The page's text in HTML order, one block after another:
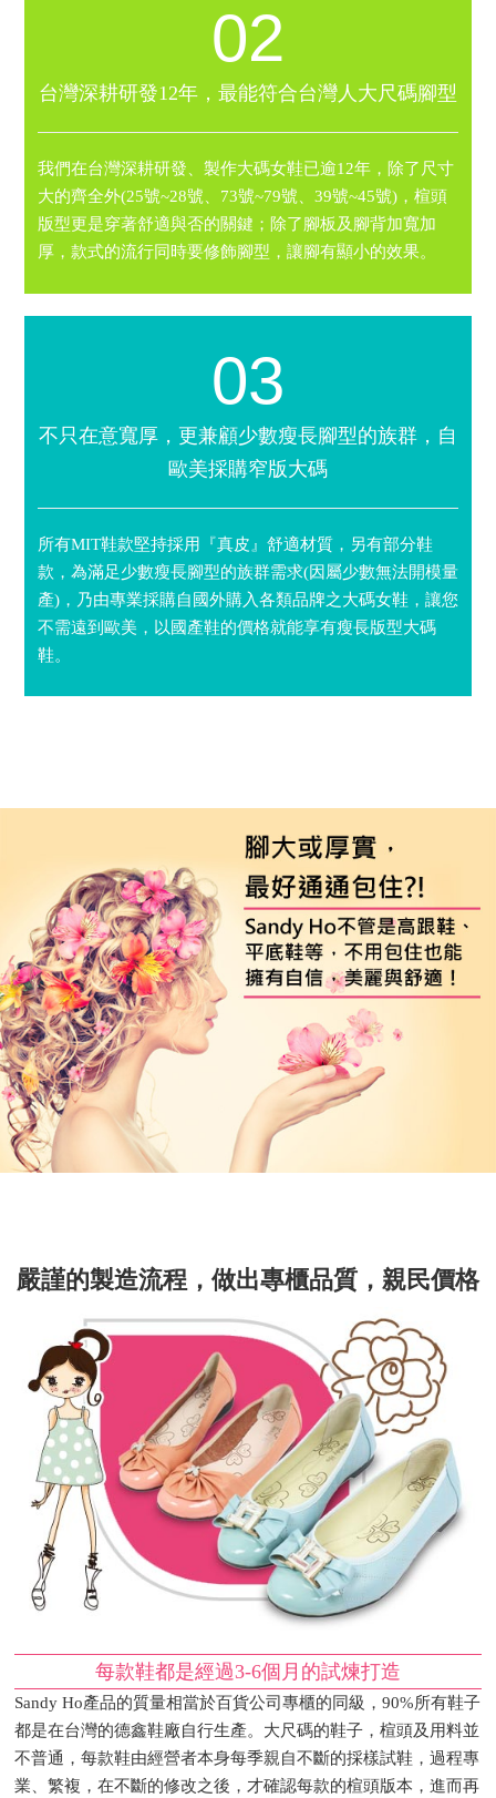
02
台灣深耕研發12年，最能符合台灣人大尺碼腳型
我們在台灣深耕研發、製作大碼女鞋已逾12年，除了尺寸
大的齊全外(25號~28號、73號~79號、39號~45號)，楦頭
版型更是穿著舒適與否的關鍵；除了腳板及腳背加寬加
厚，款式的流行同時要修飾腳型，讓腳有顯小的效果。
03
不只在意寬厚，更兼顧少數瘦長腳型的族群，自
歐美採購窄版大碼
所有MIT鞋款堅持採用『真皮』舒適材質，另有部分鞋
款，為滿足少數瘦長腳型的族群需求(因屬少數無法開模量
產)，乃由專業採購自國外購入各類品牌之大碼女鞋，讓您
不需遠到歐美，以國產鞋的價格就能享有瘦長版型大碼
鞋。
嚴謹的製造流程，做出專櫃品質，親民價格
每款鞋都是經過3-6個月的試煉打造
Sandy Ho產品的質量相當於百貨公司專櫃的同級，90%所有鞋子
都是在台灣的德鑫鞋廠自行生產。大尺碼的鞋子，楦頭及用料並
不普通，每款鞋由經營者本身每季親自不斷的採樣試鞋，過程專
業、繁複，在不斷的修改之後，才確認每款的楦頭版本，進而再